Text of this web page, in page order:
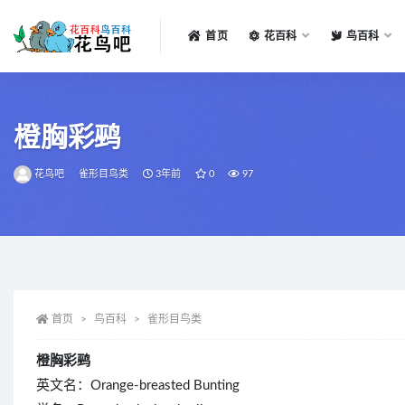
首页 花百科 鸟百科
橙胸彩鹀
花鸟吧 雀形目鸟类 3年前 0 97
首页 鸟百科 雀形目鸟类
橙胸彩鹀
英文名：Orange-breasted Bunting